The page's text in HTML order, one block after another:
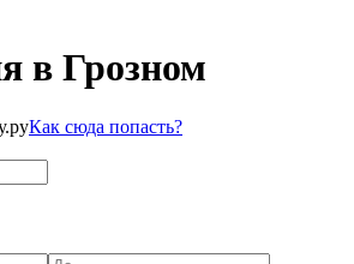
в Грозном
Как сюда попасть?